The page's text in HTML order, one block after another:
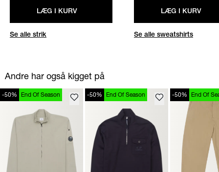
LÆG I KURV
Se alle strik
LÆG I KURV
Se alle sweatshirts
Andre har også kigget på
-50% End Of Season -50% End Of Season -50% End Of